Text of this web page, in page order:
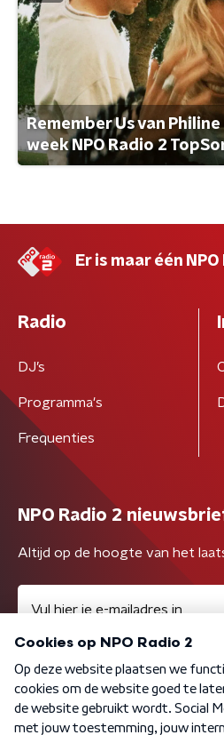
Remember Us van
week NPO Radio 2
Er is maar één
Radio
DJ’s
Programma's
Frequenties
NPO Radio 2
Altijd op de hoogte van het
Algemene voorwaarden